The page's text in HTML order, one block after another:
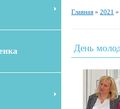
Главная » 2021 »
День